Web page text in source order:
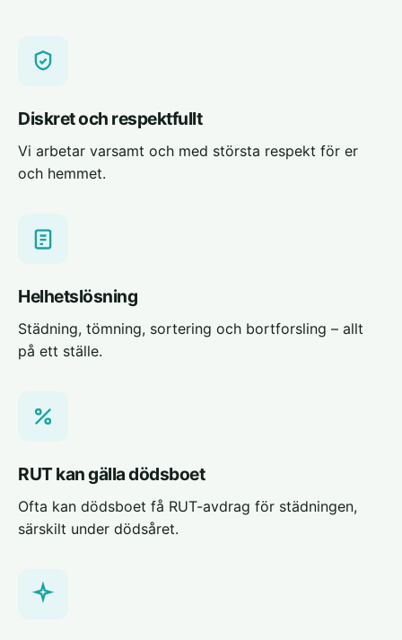
Diskret och respektfullt
Vi arbetar varsamt och med största respekt för er
och hemmet.
Helhetslösning
Städning, tömning, sortering och bortforsling – allt
på ett ställe.
RUT kan gälla dödsboet
Ofta kan dödsboet få RUT-avdrag för städningen,
särskilt under dödsåret.